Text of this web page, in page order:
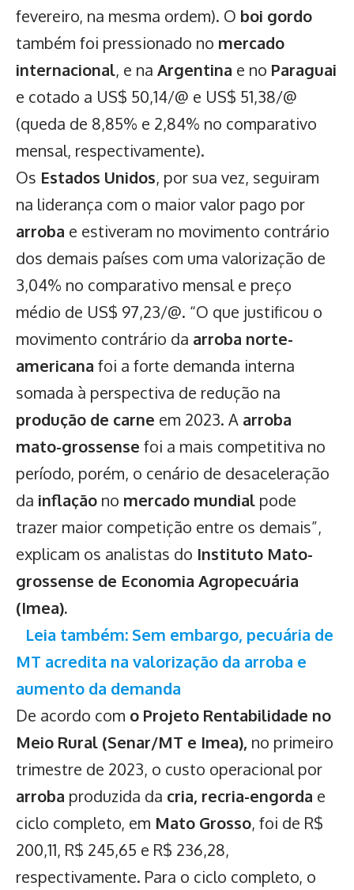
fevereiro, na mesma ordem). O boi gordo
também foi pressionado no mercado
internacional, e na Argentina e no Paraguai
e cotado a US$ 50,14/@ e US$ 51,38/@
(queda de 8,85% e 2,84% no comparativo
mensal, respectivamente).
Os Estados Unidos, por sua vez, seguiram
na liderança com o maior valor pago por
arroba e estiveram no movimento contrário
dos demais países com uma valorização de
3,04% no comparativo mensal e preço
médio de US$ 97,23/@. “O que justificou o
movimento contrário da arroba norte-
americana foi a forte demanda interna
somada à perspectiva de redução na
produção de carne em 2023. A arroba
mato-grossense foi a mais competitiva no
período, porém, o cenário de desaceleração
da inflação no mercado mundial pode
trazer maior competição entre os demais”,
explicam os analistas do Instituto Mato-
grossense de Economia Agropecuária
(Imea).
Leia também: Sem embargo, pecuária de
MT acredita na valorização da arroba e
aumento da demanda
De acordo com o Projeto Rentabilidade no
Meio Rural (Senar/MT e Imea), no primeiro
trimestre de 2023, o custo operacional por
arroba produzida da cria, recria-engorda e
ciclo completo, em Mato Grosso, foi de R$
200,11, R$ 245,65 e R$ 236,28,
respectivamente. Para o ciclo completo, o